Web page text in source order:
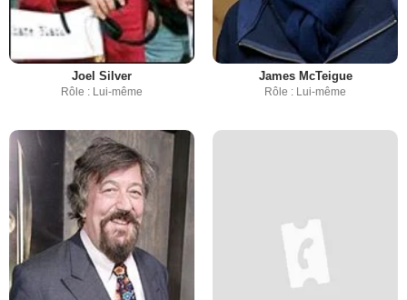
Joel Silver
Rôle : Lui-même
James McTeigue
Rôle : Lui-même